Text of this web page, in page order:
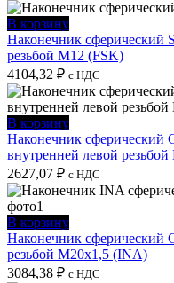
В корзину
Наконечник сферический
резьбой M12 (FSK)
4104,32 ₽ с НДС
В корзину
Наконечник сферический
внутренней левой
2627,07 ₽ с НДС
В корзину
Наконечник сферический
резьбой M20x1,5 (INA)
3084,38 ₽ с НДС